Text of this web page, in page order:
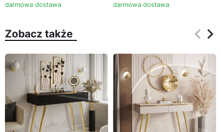
darmowa dostawa
darmowa dostawa
Zobacz także keyboard_arrow_left
keyboard_arrow_right